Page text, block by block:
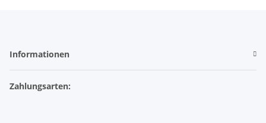
Informationen
Zahlungsarten: